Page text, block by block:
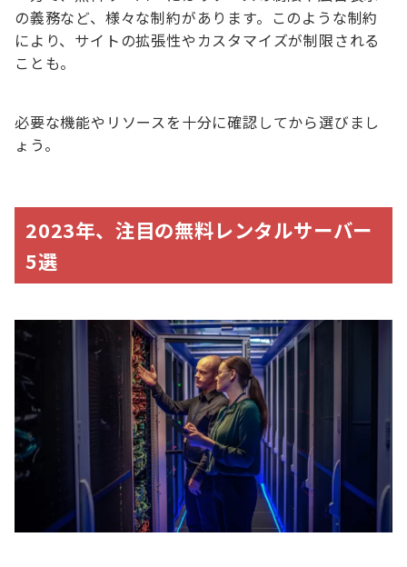
の義務など、様々な制約があります。このような制約
により、サイトの拡張性やカスタマイズが制限される
ことも。
必要な機能やリソースを十分に確認してから選びまし
ょう。
2023年、注目の無料レンタルサーバー
5選